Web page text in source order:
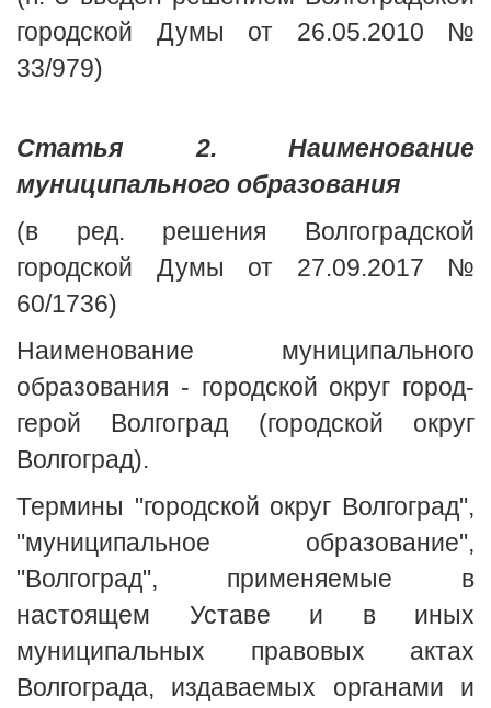
городской Думы от 26.05.2010 №
33/979)
Статья 2. Наименование
муниципального образования
(в ред. решения Волгоградской
городской Думы от 27.09.2017 №
60/1736)
Наименование муниципального
образования - городской округ город-
герой Волгоград (городской округ
Волгоград).
Термины "городской округ Волгоград",
"муниципальное образование",
"Волгоград", применяемые в
настоящем Уставе и в иных
муниципальных правовых актах
Волгограда, издаваемых органами и